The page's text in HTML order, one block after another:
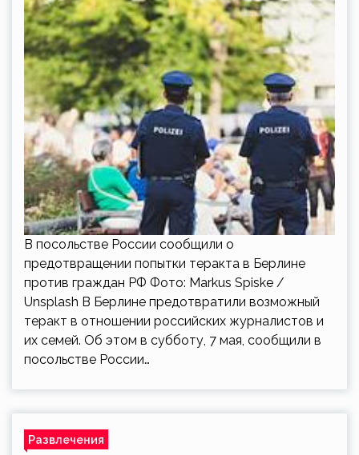
В посольстве России сообщили о
предотвращении попытки теракта в Берлине
против граждан РФ Фото: Markus Spiske /
Unsplash В Берлине предотвратили возможный
теракт в отношении российских журналистов и
их семей. Об этом в субботу, 7 мая, сообщили в
посольстве России…
Развлечения